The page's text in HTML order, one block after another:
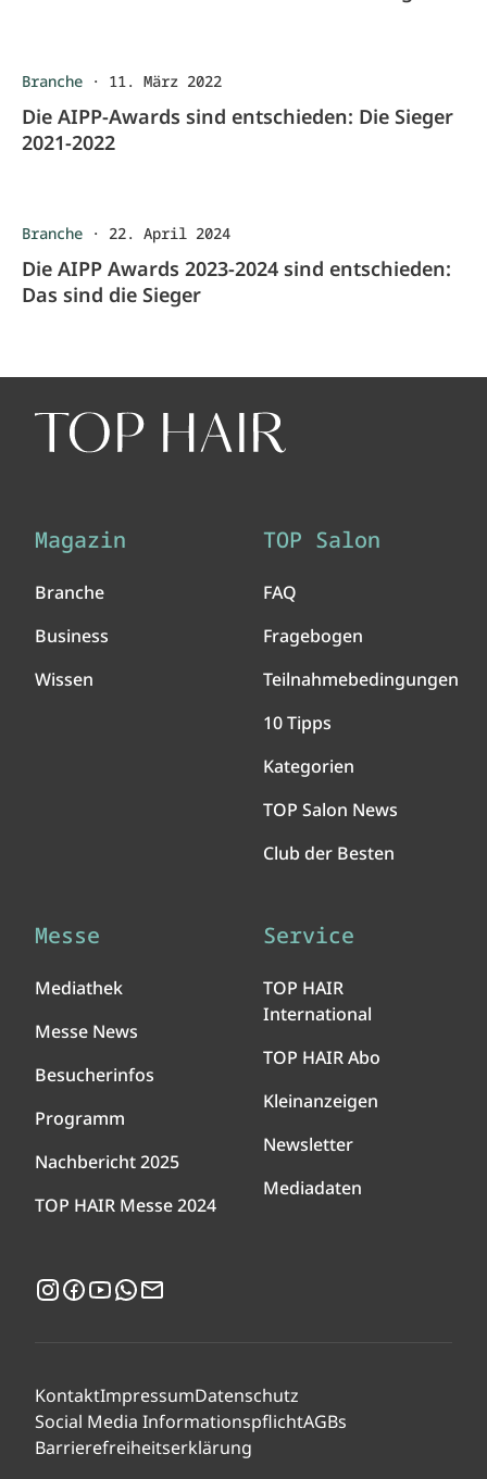
Branche · 11. März 2022
Die AIPP-Awards sind entschieden: Die Sieger
2021-2022
Branche · 22. April 2024
Die AIPP Awards 2023-2024 sind entschieden:
Das sind die Sieger
Magazin
Branche
Business
Wissen
TOP Salon
FAQ
Fragebogen
Teilnahmebedingungen
10 Tipps
Kategorien
TOP Salon News
Club der Besten
Messe
Mediathek
Messe News
Besucherinfos
Programm
Nachbericht 2025
TOP HAIR Messe 2024
Service
TOP HAIR
International
TOP HAIR Abo
Kleinanzeigen
Newsletter
Mediadaten
Instagram
Facebook
YouTubeWhatsApp
KontaktImpressumDatenschutz
Social Media InformationspflichtAGBs
Barrierefreiheitserklärung